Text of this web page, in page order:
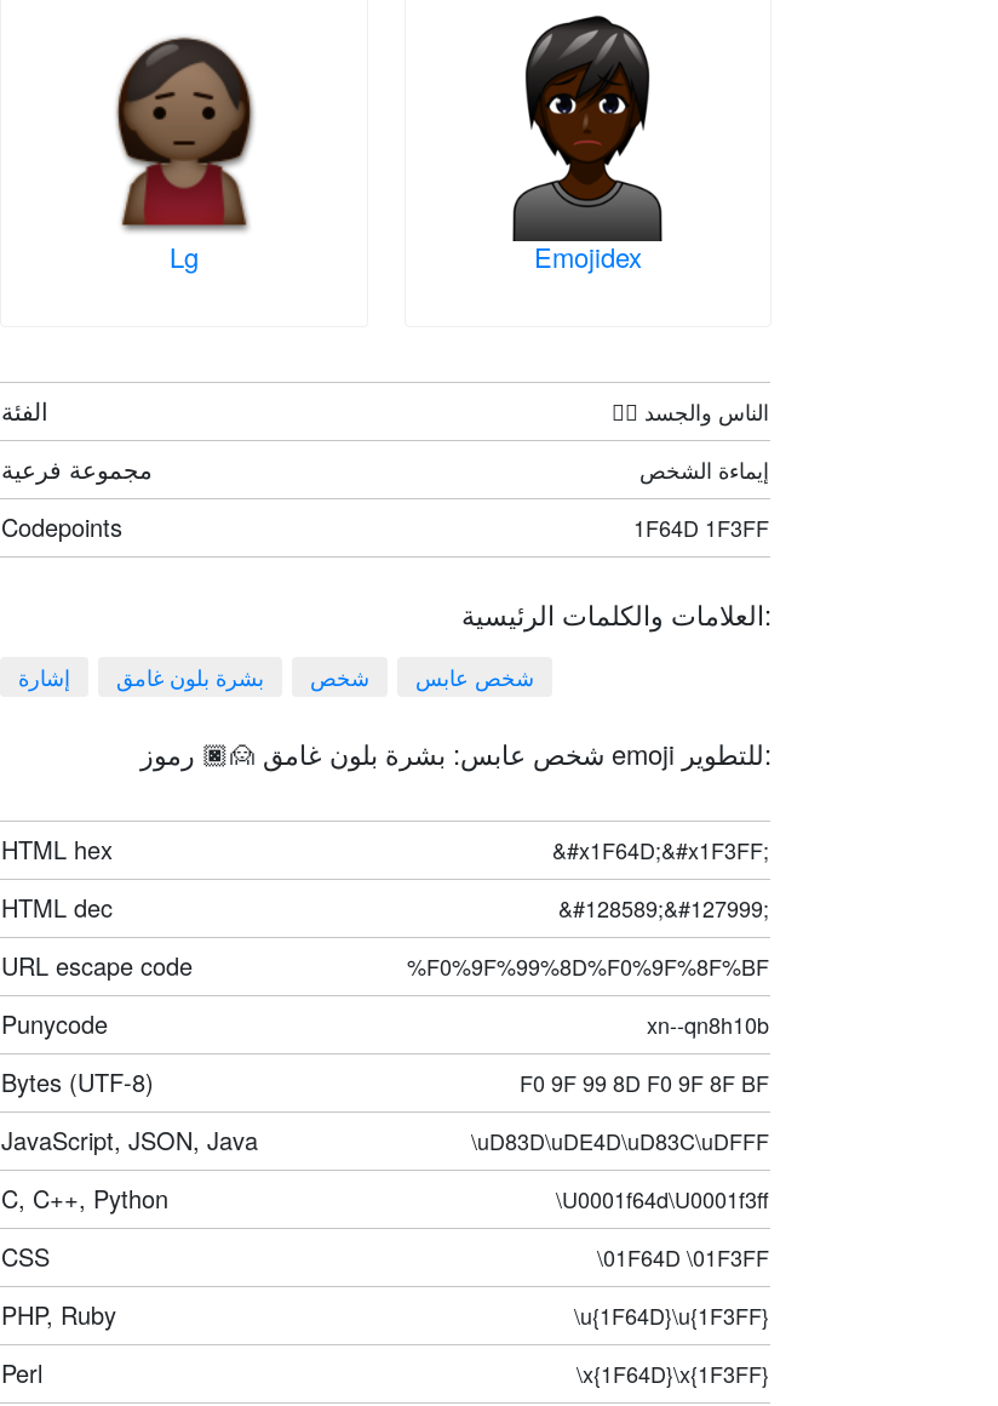
Emojidex
Lg
الفئة 🤦‍♀️ الناس والجسد
مجموعة فرعية إيماءة الشخص
Codepoints 1F64D 1F3FF
العلامات والكلمات الرئيسية:
إشارة بشرة بلون غامق شخص شخص عابس
شخص عابس: بشرة بلون غامق 🙍🏿 رموز emoji للتطوير:
HTML hex &#x1F64D;&#x1F3FF;
HTML dec &#128589;&#127999;
URL escape code %F0%9F%99%8D%F0%9F%8F%BF
Punycode xn--qn8h10b
Bytes (UTF-8) F0 9F 99 8D F0 9F 8F BF
JavaScript, JSON, Java \uD83D\uDE4D\uD83C\uDFFF
C, C++, Python \U0001f64d\U0001f3ff
CSS \01F64D \01F3FF
PHP, Ruby \u{1F64D}\u{1F3FF}
Perl \x{1F64D}\x{1F3FF}